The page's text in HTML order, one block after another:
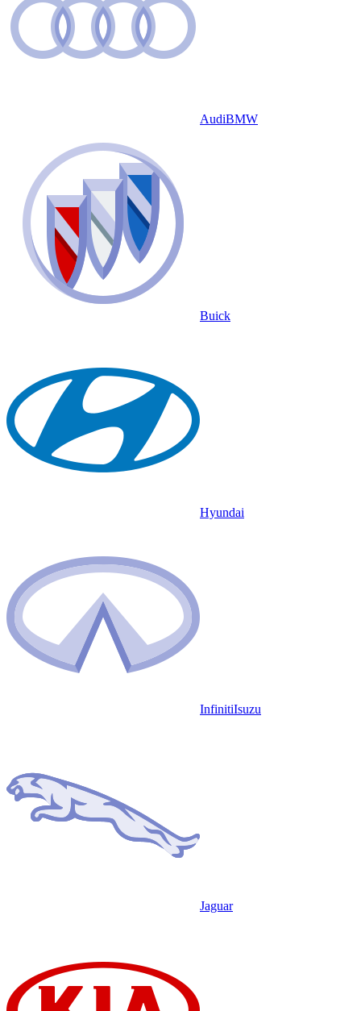
AudiBMW
Buick
Hyundai
InfinitiIsuzu
Jaguar